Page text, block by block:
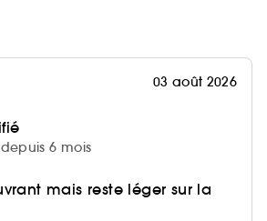
03 août 2026
6 mois
mais reste léger sur la